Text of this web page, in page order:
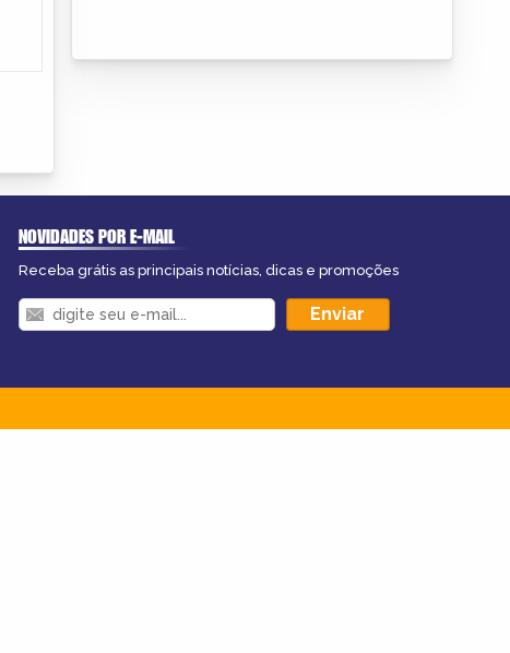
NOVIDADES POR E-MAIL
Receba grátis as principais notícias, dicas e promoções